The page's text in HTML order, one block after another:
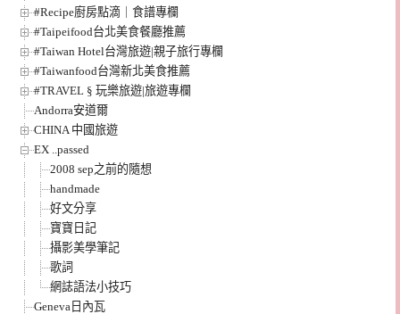
#Recipe廚房點滴｜食譜專欄
#Taipeifood台北美食餐廳推薦
#Taiwan Hotel台灣旅遊|親子旅行專欄
#Taiwanfood台灣新北美食推薦
#TRAVEL § 玩樂旅遊|旅遊專欄
Andorra安道爾
CHINA 中國旅遊
EX ..passed
2008 sep之前的隨想
handmade
好文分享
寶寶日記
攝影美學筆記
歌詞
網誌語法小技巧
Geneva日內瓦